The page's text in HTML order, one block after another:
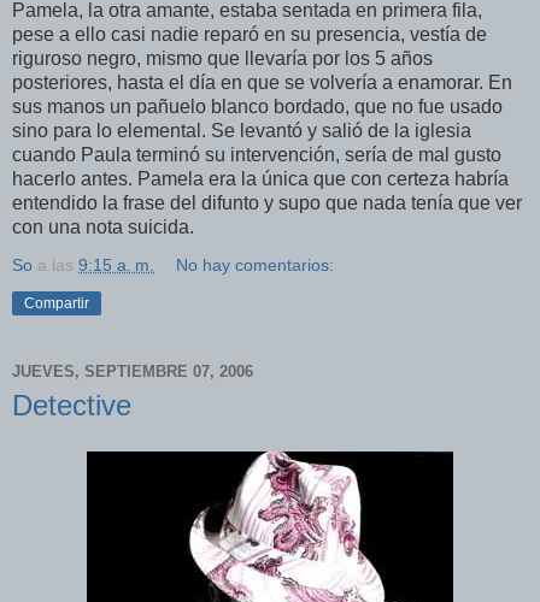
Pamela, la otra amante, estaba sentada en primera fila,
pese a ello casi nadie reparó en su presencia, vestía de
riguroso negro, mismo que llevaría por los 5 años
posteriores, hasta el día en que se volvería a enamorar. En
sus manos un pañuelo blanco bordado, que no fue usado
sino para lo elemental. Se levantó y salió de la iglesia
cuando Paula terminó su intervención, sería de mal gusto
hacerlo antes. Pamela era la única que con certeza habría
entendido la frase del difunto y supo que nada tenía que ver
con una nota suicida.
So a las 9:15 a. m. No hay comentarios:
Compartir
JUEVES, SEPTIEMBRE 07, 2006
Detective